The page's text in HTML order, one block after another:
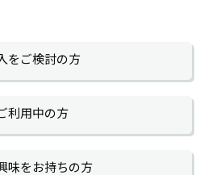
をご検討の方
利用中の方
味をお持ちの方